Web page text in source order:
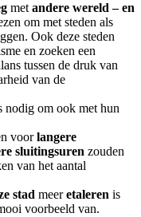
metandere wereld – en
om met steden als
Ook deze steden
en zoeken een
tussen de druk van
van de
nodig om ook met hun
voorlangere
sluitingsuren zouden
van het aantal
stad meeretaleren is
voorbeeld van.